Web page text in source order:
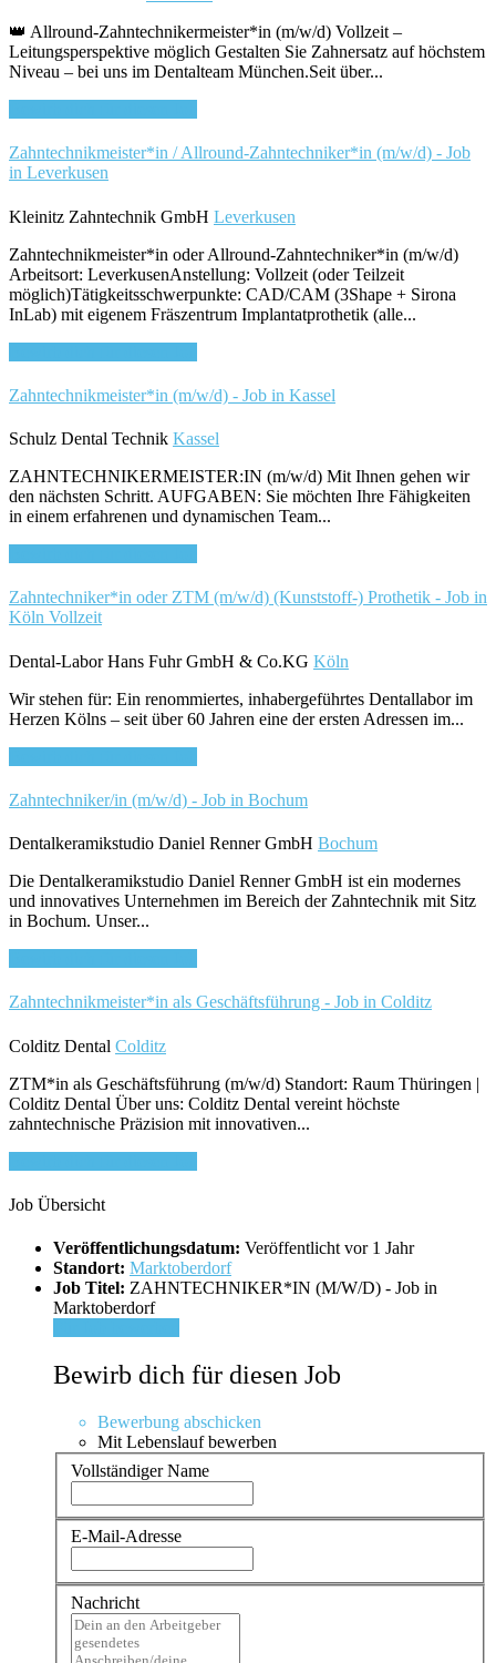
👑 Allround-Zahntechnikermeister*in (m/w/d) Vollzeit –
Leitungsperspektive möglich Gestalten Sie Zahnersatz auf höchstem
Niveau – bei uns im Dentalteam München.Seit über...
Zahntechnikmeister*in / Allround-Zahntechniker*in (m/w/d) - Job
in Leverkusen
Kleinitz Zahntechnik GmbH Leverkusen
Zahntechnikmeister*in oder Allround-Zahntechniker*in (m/w/d)
Arbeitsort: LeverkusenAnstellung: Vollzeit (oder Teilzeit
möglich)Tätigkeitsschwerpunkte: CAD/CAM (3Shape + Sirona
InLab) mit eigenem Fräszentrum Implantatprothetik (alle...
Zahntechnikmeister*in (m/w/d) - Job in Kassel
Schulz Dental Technik Kassel
ZAHNTECHNIKERMEISTER:IN (m/w/d) Mit Ihnen gehen wir
den nächsten Schritt. AUFGABEN: Sie möchten Ihre Fähigkeiten
in einem erfahrenen und dynamischen Team...
Zahntechniker*in oder ZTM (m/w/d) (Kunststoff-) Prothetik - Job in
Köln Vollzeit
Dental-Labor Hans Fuhr GmbH & Co.KG Köln
Wir stehen für: Ein renommiertes, inhabergeführtes Dentallabor im
Herzen Kölns – seit über 60 Jahren eine der ersten Adressen im...
Zahntechniker/in (m/w/d) - Job in Bochum
Dentalkeramikstudio Daniel Renner GmbH Bochum
Die Dentalkeramikstudio Daniel Renner GmbH ist ein modernes
und innovatives Unternehmen im Bereich der Zahntechnik mit Sitz
in Bochum. Unser...
Zahntechnikmeister*in als Geschäftsführung - Job in Colditz
Colditz Dental Colditz
ZTM*in als Geschäftsführung (m/w/d) Standort: Raum Thüringen |
Colditz Dental Über uns: Colditz Dental vereint höchste
zahntechnische Präzision mit innovativen...
Job Übersicht
Veröffentlichungsdatum: Veröffentlicht vor 1 Jahr
Standort: Marktoberdorf
Job Titel: ZAHNTECHNIKER*IN (M/W/D) - Job in
Marktoberdorf
Bewirb dich für diesen Job
Bewerbung abschicken
Mit Lebenslauf bewerben
Vollständiger Name
E-Mail-Adresse
Nachricht